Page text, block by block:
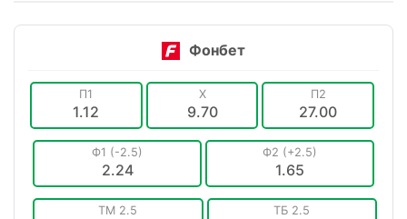
Фонбет
П1
1.12
X
9.70
П2
27.00
Ф1 (-2.5)
2.24
Ф2 (+2.5)
1.65
ТМ 2.5 ТБ 2.5